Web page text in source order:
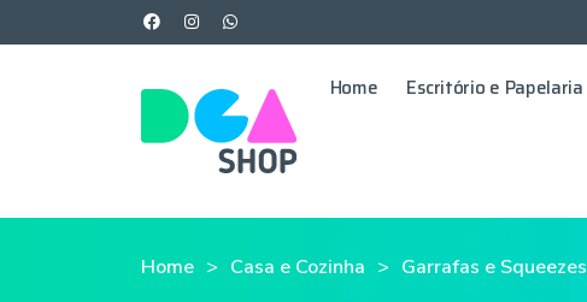
Home Escritório e Papelaria
Home Casa e Cozinha Garrafas e Squeezes